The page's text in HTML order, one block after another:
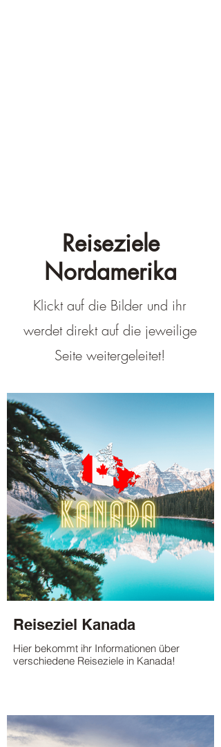
Reiseziele
Nordamerika
Klickt auf die Bilder und ihr
werdet direkt auf die jeweilige
Seite weitergeleitet!
Reiseziel Kanada
Hier bekommt ihr Informationen über
verschiedene Reiseziele in Kanada!